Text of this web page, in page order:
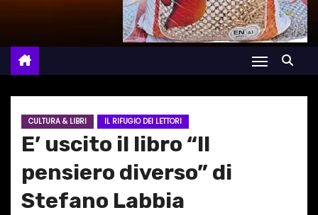
CULTURA & LIBRI IL RIFUGIO DEI LETTORI
E’ uscito il libro “Il
pensiero diverso” di
Stefano Labbia